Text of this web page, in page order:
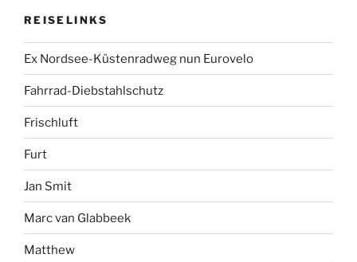
REISELINKS
Ex Nordsee-Küstenradweg nun Eurovelo
Fahrrad-Diebstahlschutz
Frischluft
Furt
Jan Smit
Marc van Glabbeek
Matthew